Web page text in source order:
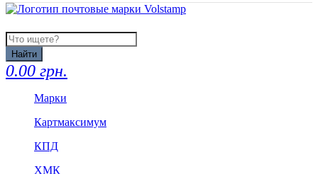
Найти
0.00 грн.
Марки
Картмаксимум
КПД
ХМК